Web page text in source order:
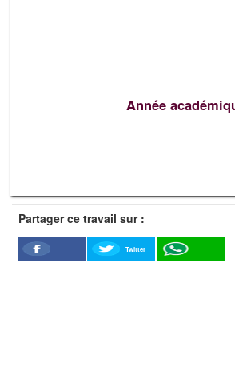
Année
Partager ce travail sur :
Facebook
Twitter